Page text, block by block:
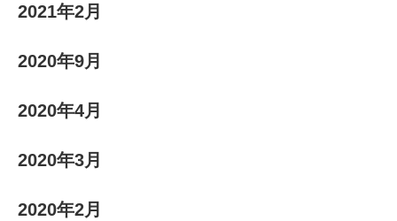
2021年2月
2020年9月
2020年4月
2020年3月
2020年2月